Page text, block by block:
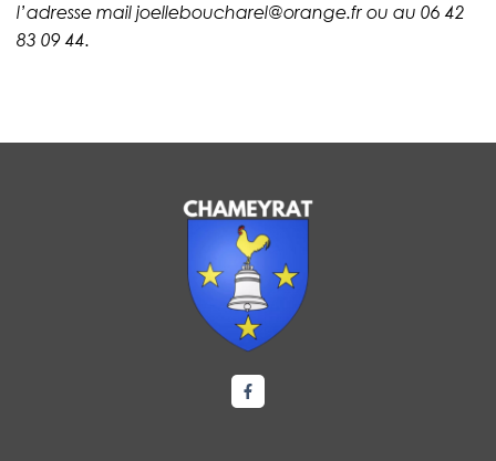
l’adresse mail joelleboucharel@orange.fr ou au 06 42
83 09 44.
Lien vers le compte Facebook